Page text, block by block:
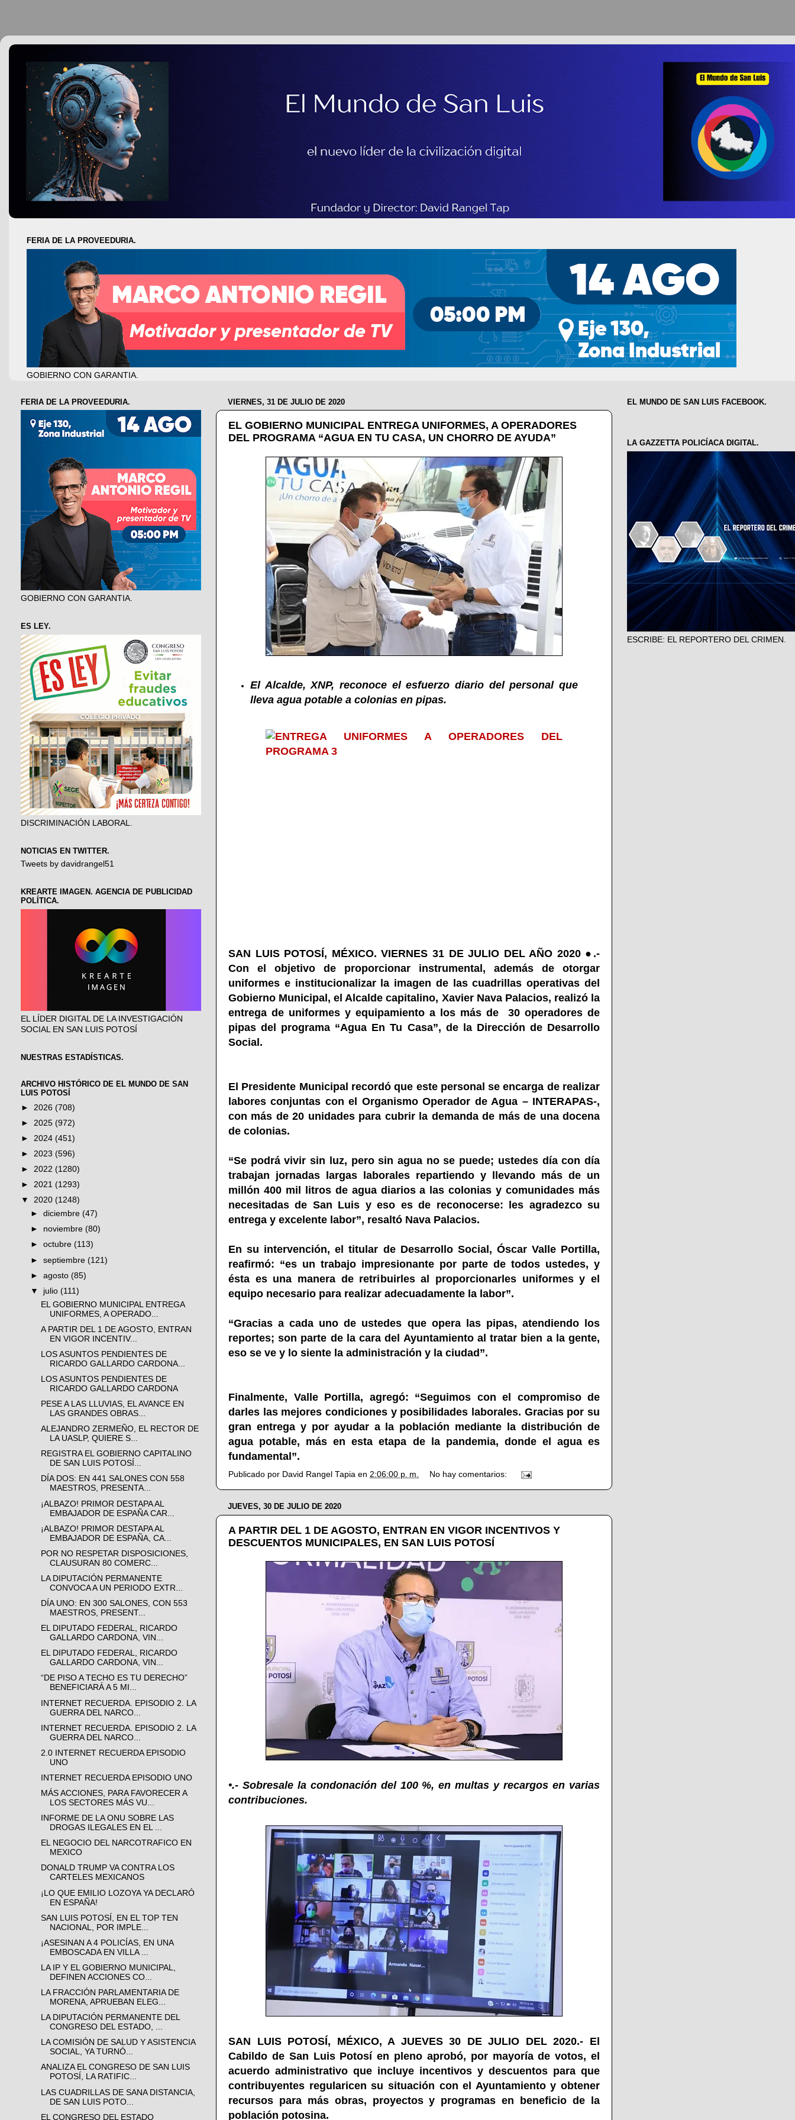
FERIA DE LA PROVEEDURIA.
GOBIERNO CON GARANTIA.
VIERNES, 31 DE JULIO DE 2020
EL GOBIERNO MUNICIPAL ENTREGA UNIFORMES, A OPERADORES
DEL PROGRAMA “AGUA EN TU CASA, UN CHORRO DE AYUDA”
El Alcalde, XNP, reconoce el esfuerzo diario del personal que
lleva agua potable a colonias en pipas.
SAN LUIS POTOSÍ, MÉXICO. VIERNES 31 DE JULIO DEL AÑO 2020 ●.-
Con el objetivo de proporcionar instrumental, además de otorgar
uniformes e institucionalizar la imagen de las cuadrillas operativas del
Gobierno Municipal, el Alcalde capitalino, Xavier Nava Palacios, realizó la
entrega de uniformes y equipamiento a los más de 30 operadores de
pipas del programa “Agua En Tu Casa”, de la Dirección de Desarrollo
Social.
El Presidente Municipal recordó que este personal se encarga de realizar
labores conjuntas con el Organismo Operador de Agua – INTERAPAS-,
con más de 20 unidades para cubrir la demanda de más de una docena
de colonias.
“Se podrá vivir sin luz, pero sin agua no se puede; ustedes día con día
trabajan jornadas largas laborales repartiendo y llevando más de un
millón 400 mil litros de agua diarios a las colonias y comunidades más
necesitadas de San Luis y eso es de reconocerse: les agradezco su
entrega y excelente labor”, resaltó Nava Palacios.
En su intervención, el titular de Desarrollo Social, Óscar Valle Portilla,
reafirmó: “es un trabajo impresionante por parte de todos ustedes, y
ésta es una manera de retribuirles al proporcionarles uniformes y el
equipo necesario para realizar adecuadamente la labor”.
“Gracias a cada uno de ustedes que opera las pipas, atendiendo los
reportes; son parte de la cara del Ayuntamiento al tratar bien a la gente,
eso se ve y lo siente la administración y la ciudad”.
Finalmente, Valle Portilla, agregó: “Seguimos con el compromiso de
darles las mejores condiciones y posibilidades laborales. Gracias por su
gran entrega y por ayudar a la población mediante la distribución de
agua potable, más en esta etapa de la pandemia, donde el agua es
fundamental”.
Publicado por David Rangel Tapia en 2:06:00 p. m. No hay comentarios:
JUEVES, 30 DE JULIO DE 2020
A PARTIR DEL 1 DE AGOSTO, ENTRAN EN VIGOR INCENTIVOS Y
DESCUENTOS MUNICIPALES, EN SAN LUIS POTOSÍ
•.- Sobresale la condonación del 100 %, en multas y recargos en varias
contribuciones.
SAN LUIS POTOSÍ, MÉXICO, A JUEVES 30 DE JULIO DEL 2020.- El
Cabildo de San Luis Potosí en pleno aprobó, por mayoría de votos, el
acuerdo administrativo que incluye incentivos y descuentos para que
contribuyentes regularicen su situación con el Ayuntamiento y obtener
recursos para más obras, proyectos y programas en beneficio de la
población potosina.
FERIA DE LA PROVEEDURIA.
GOBIERNO CON GARANTIA.
ES LEY.
DISCRIMINACIÓN LABORAL.
NOTICIAS EN TWITTER.
Tweets by davidrangel51
KREARTE IMAGEN. AGENCIA DE PUBLICIDAD
POLÍTICA.
EL LÍDER DIGITAL DE LA INVESTIGACIÓN
SOCIAL EN SAN LUIS POTOSÍ
NUESTRAS ESTADÍSTICAS.
ARCHIVO HISTÓRICO DE EL MUNDO DE SAN
LUIS POTOSÍ
► 2026 (708)
► 2025 (972)
► 2024 (451)
► 2023 (596)
► 2022 (1280)
► 2021 (1293)
▼ 2020 (1248)
►diciembre(47)
► noviembre(80)
►octubre(113)
►septiembre(121)
►agosto(85)
▼ julio(111)
EL GOBIERNO MUNICIPAL ENTREGA
UNIFORMES, A OPERADO...
A PARTIR DEL 1 DE AGOSTO, ENTRAN
EN VIGOR INCENTIV...
LOS ASUNTOS PENDIENTES DE
RICARDO GALLARDO CARDONA...
LOS ASUNTOS PENDIENTES DE
RICARDO GALLARDO CARDONA
PESE A LAS LLUVIAS, EL AVANCE EN
LAS GRANDES OBRAS...
ALEJANDRO ZERMEÑO, EL RECTOR DE
LA UASLP, QUIERE S...
REGISTRA EL GOBIERNO CAPITALINO
DE SAN LUIS POTOSÍ...
DÍA DOS: EN 441 SALONES CON 558
MAESTROS, PRESENTA...
¡ALBAZO! PRIMOR DESTAPA AL
EMBAJADOR DE ESPAÑA CAR...
¡ALBAZO! PRIMOR DESTAPA AL
EMBAJADOR DE ESPAÑA, CA...
POR NO RESPETAR DISPOSICIONES,
CLAUSURAN 80 COMERC...
LA DIPUTACIÓN PERMANENTE
CONVOCA A UN PERIODO EXTR...
DÍA UNO: EN 300 SALONES, CON 553
MAESTROS, PRESENT...
EL DIPUTADO FEDERAL, RICARDO
GALLARDO CARDONA, VIN...
EL DIPUTADO FEDERAL, RICARDO
GALLARDO CARDONA, VIN...
“DE PISO A TECHO ES TU DERECHO”
BENEFICIARÁ A 5 MI...
INTERNET RECUERDA. EPISODIO 2. LA
GUERRA DEL NARCO...
INTERNET RECUERDA. EPISODIO 2. LA
GUERRA DEL NARCO...
2.0 INTERNET RECUERDA EPISODIO
UNO
INTERNET RECUERDA EPISODIO UNO
MÁS ACCIONES, PARA FAVORECER A
LOS SECTORES MÁS VU...
INFORME DE LA ONU SOBRE LAS
DROGAS ILEGALES EN EL ...
EL NEGOCIO DEL NARCOTRAFICO EN
MEXICO
DONALD TRUMP VA CONTRA LOS
CARTELES MEXICANOS
¡LO QUE EMILIO LOZOYA YA DECLARÓ
EN ESPAÑA!
SAN LUIS POTOSÍ, EN EL TOP TEN
NACIONAL, POR IMPLE...
¡ASESINAN A 4 POLICÍAS, EN UNA
EMBOSCADA EN VILLA ...
LA IP Y EL GOBIERNO MUNICIPAL,
DEFINEN ACCIONES CO...
LA FRACCIÓN PARLAMENTARIA DE
MORENA, APRUEBAN ELEG...
LA DIPUTACIÓN PERMANENTE DEL
CONGRESO DEL ESTADO, ...
LA COMISIÓN DE SALUD Y ASISTENCIA
SOCIAL, YA TURNÓ...
ANALIZA EL CONGRESO DE SAN LUIS
POTOSÍ, LA RATIFIC...
LAS CUADRILLAS DE SANA DISTANCIA,
DE SAN LUIS POTO...
EL CONGRESO DEL ESTADO
EL MUNDO DE SAN LUIS FACEBOOK.
LA GAZZETTA POLICÍACA DIGITAL.
ESCRIBE: EL REPORTERO DEL CRIMEN.